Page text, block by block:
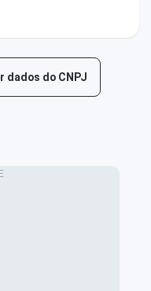
dados do CNPJ